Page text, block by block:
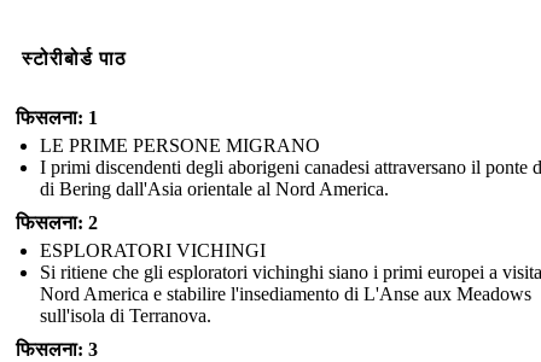
स्टोरीबोर्ड पाठ
फिसलना: 1
LE PRIME PERSONE MIGRANO
I primi discendenti degli aborigeni canadesi attraversano il ponte
di Bering dall'Asia orientale al Nord America.
फिसलना: 2
ESPLORATORI VICHINGI
Si ritiene che gli esploratori vichinghi siano i primi europei a
Nord America e stabilire l'insediamento di L'Anse aux Meadows
sull'isola di Terranova.
फिसलना: 3